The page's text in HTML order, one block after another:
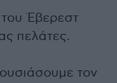
Έβερεστ
πελάτες.
τον